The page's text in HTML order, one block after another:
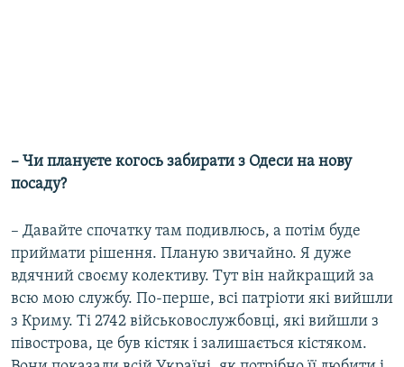
– Чи плануєте когось забирати з Одеси на нову
посаду?
– Давайте спочатку там подивлюсь, а потім буде
приймати рішення. Планую звичайно. Я дуже
вдячний своєму колективу. Тут він найкращий за
всю мою службу. По-перше, всі патріоти які вийшли
з Криму. Ті 2742 військовослужбовці, які вийшли з
півострова, це був кістяк і залишається кістяком.